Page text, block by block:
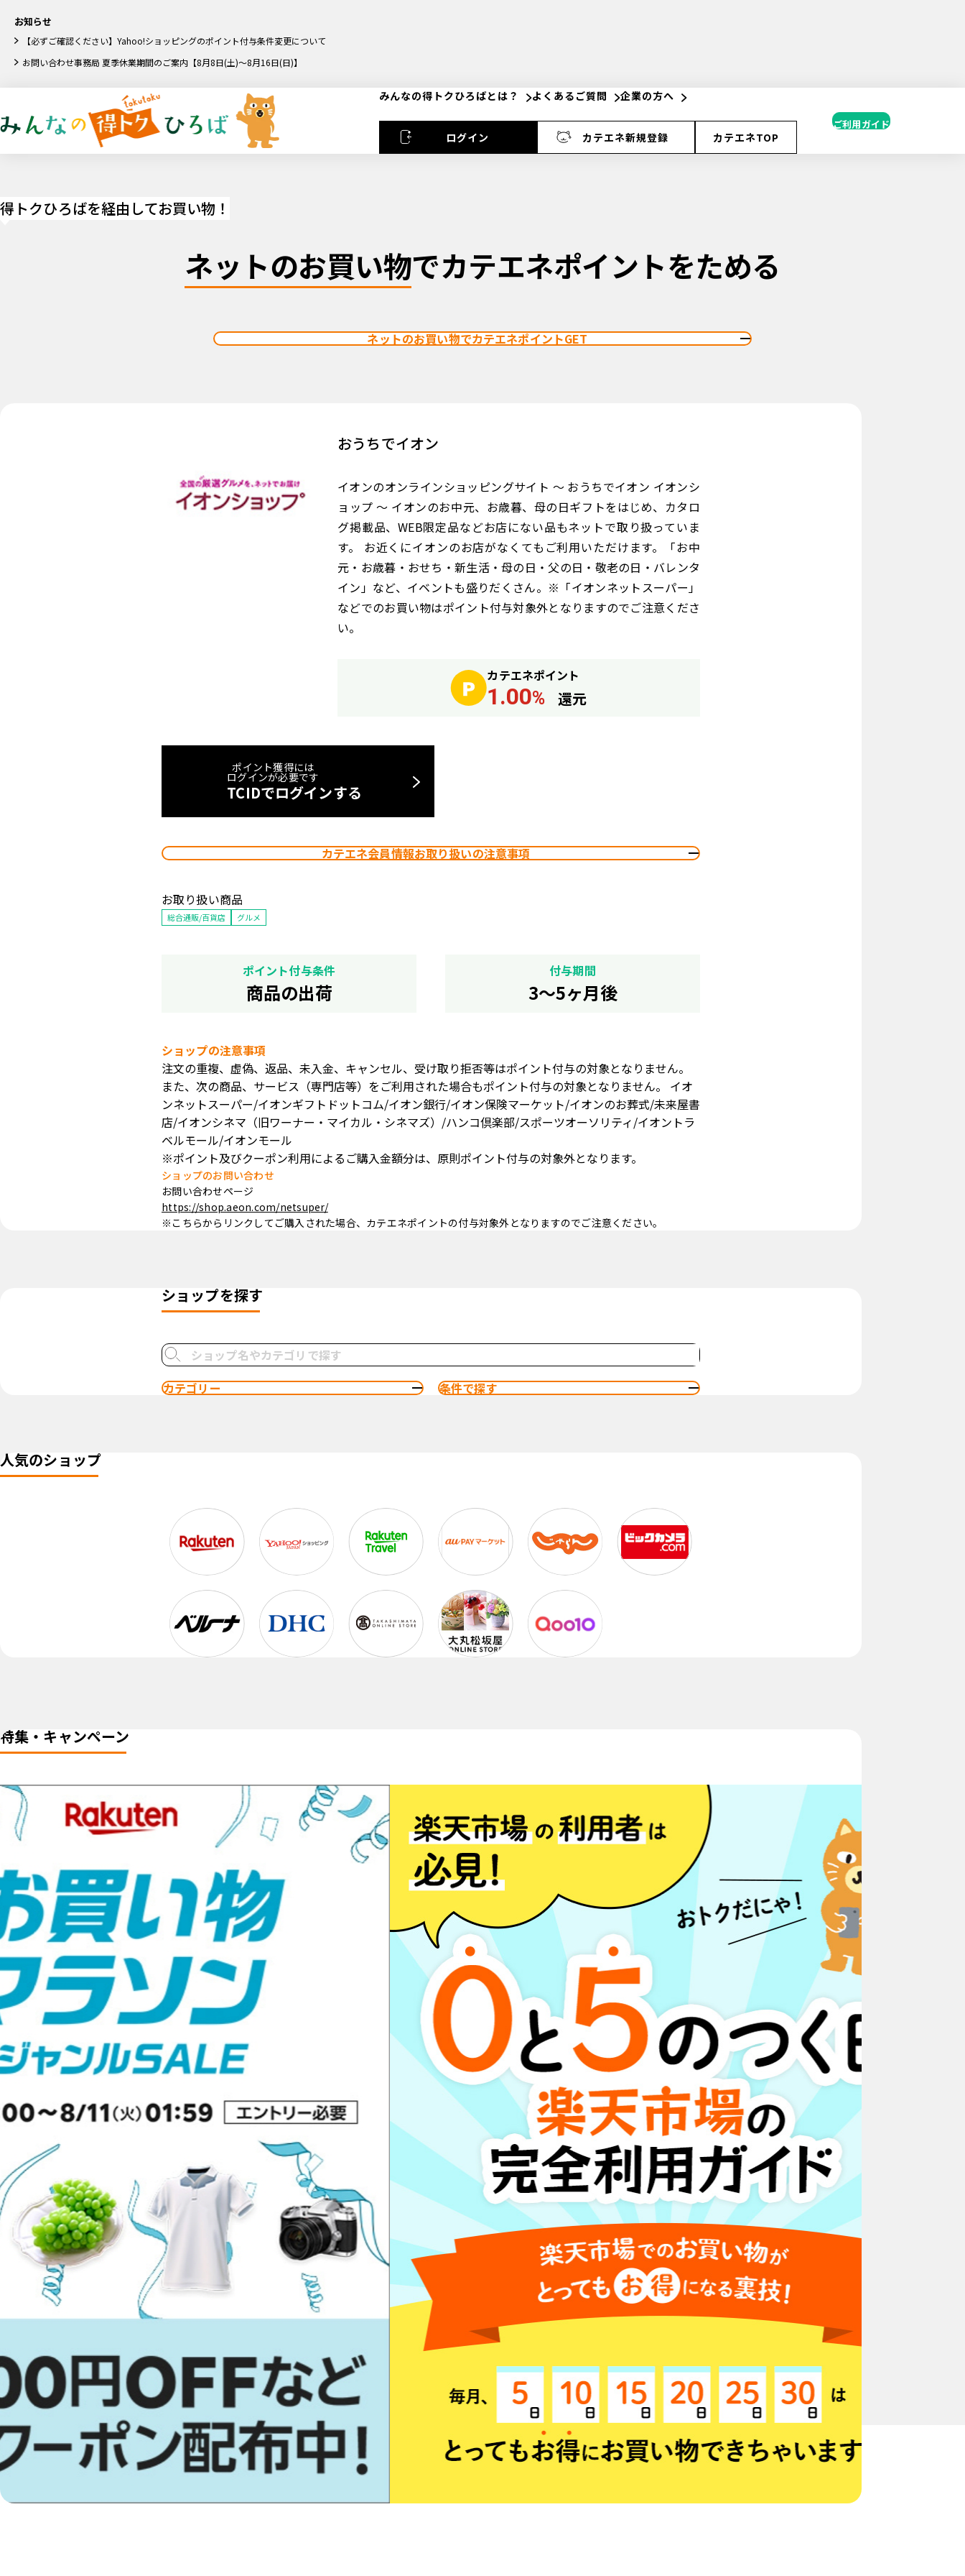
お知らせ
【必ずご確認ください】Yahoo!ショッピングのポイント付与条件変更について
お問い合わせ事務局 夏季休業期間のご案内【8月8日(土)～8月16日(日)】
ご利用ガイド
みんなの得トクひろばとは？ よくあるご質問 企業の方へ
ログイン カテエネ新規登録 カテエネTOP
得トクひろばを経由してお買い物！
ネットのお買い物でカテエネポイントをためる
ネットのお買い物でカテエネポイントGET
おうちでイオン
イオンのオンラインショッピングサイト ～ おうちでイオン イオンシ
ョップ ～ イオンのお中元、お歳暮、母の日ギフトをはじめ、カタロ
グ掲載品、WEB限定品などお店にない品もネットで取り扱っていま
す。 お近くにイオンのお店がなくてもご利用いただけます。「お中
元・お歳暮・おせち・新生活・母の日・父の日・敬老の日・バレンタ
イン」など、イベントも盛りだくさん。※「イオンネットスーパー」
などでのお買い物はポイント付与対象外となりますのでご注意くださ
い。
カテエネポイント
1.00% 還元
ポイント獲得には
ログインが必要です
TCIDでログインする
カテエネ会員情報お取り扱いの注意事項
お取り扱い商品
総合通販/百貨店 グルメ
ポイント付与条件
商品の出荷
付与期間
3～5ヶ月後
ショップの注意事項
注文の重複、虚偽、返品、未入金、キャンセル、受け取り拒否等はポイント付与の対象となりません。
また、次の商品、サービス（専門店等）をご利用された場合もポイント付与の対象となりません。 イオ
ンネットスーパー/イオンギフトドットコム/イオン銀行/イオン保険マーケット/イオンのお葬式/未来屋書
店/イオンシネマ（旧ワーナー・マイカル・シネマズ）/ハンコ倶楽部/スポーツオーソリティ/イオントラ
ベルモール/イオンモール
※ポイント及びクーポン利用によるご購入金額分は、原則ポイント付与の対象外となります。
ショップのお問い合わせ
お問い合わせページ
https://shop.aeon.com/netsuper/
※こちらからリンクしてご購入された場合、カテエネポイントの付与対象外となりますのでご注意ください。
ショップを探す
カテゴリー 条件で探す
人気のショップ
特集・キャンペーン